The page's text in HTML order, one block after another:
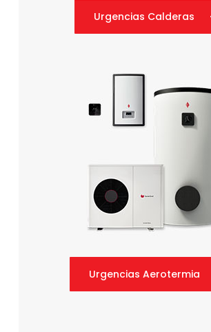
Urgencias Calderas
Urgencias Aerotermia